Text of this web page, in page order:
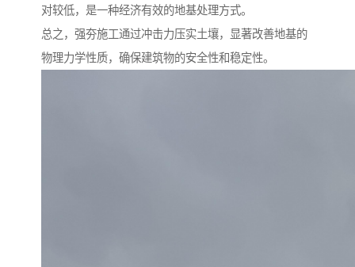
对较低，是一种经济有效的地基处理方式。
总之，强夯施工通过冲击力压实土壤，显著改善地基的
物理力学性质，确保建筑物的安全性和稳定性。